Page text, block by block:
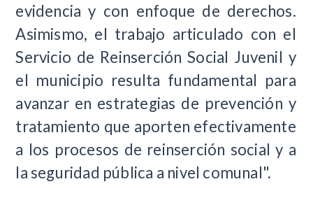
evidencia y con enfoque de derechos.
Asimismo, el trabajo articulado con el
Servicio de Reinserción Social Juvenil y
el municipio resulta fundamental para
avanzar en estrategias de prevención y
tratamiento que aporten efectivamente
a los procesos de reinserción social y a
la seguridad pública a nivel comunal".